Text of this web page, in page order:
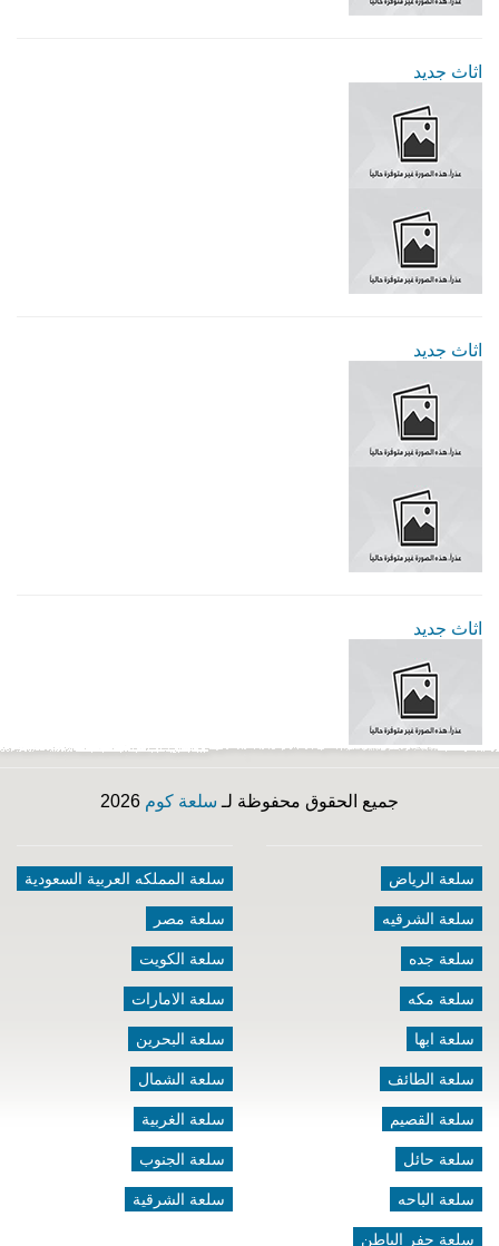
اثاث جديد
اثاث جديد
اثاث جديد
جميع الحقوق محفوظة لـ سلعة كوم
سلعة الرياض
سلعة الشرقيه
سلعة جده
سلعة مكه
سلعة ابها
سلعة الطائف
سلعة القصيم
سلعة حائل
سلعة الباحه
سلعة حفر الباطن
سلعة المملكه العربية السعودية
سلعة مصر
سلعة الكويت
سلعة الامارات
سلعة البحرين
سلعة الشمال
سلعة الغربية
سلعة الجنوب
سلعة الشرقية